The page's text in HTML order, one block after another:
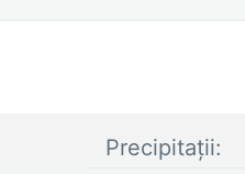
Precipitații: